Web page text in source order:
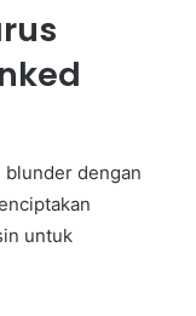
blunder dengan
untuk